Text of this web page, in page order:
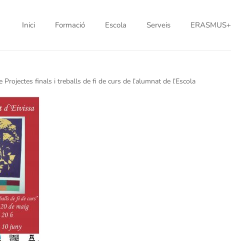
Inici Formació Escola Serveis ERASMUS+
finals i treballs de fi de curs de l’alumnat de l’Escola